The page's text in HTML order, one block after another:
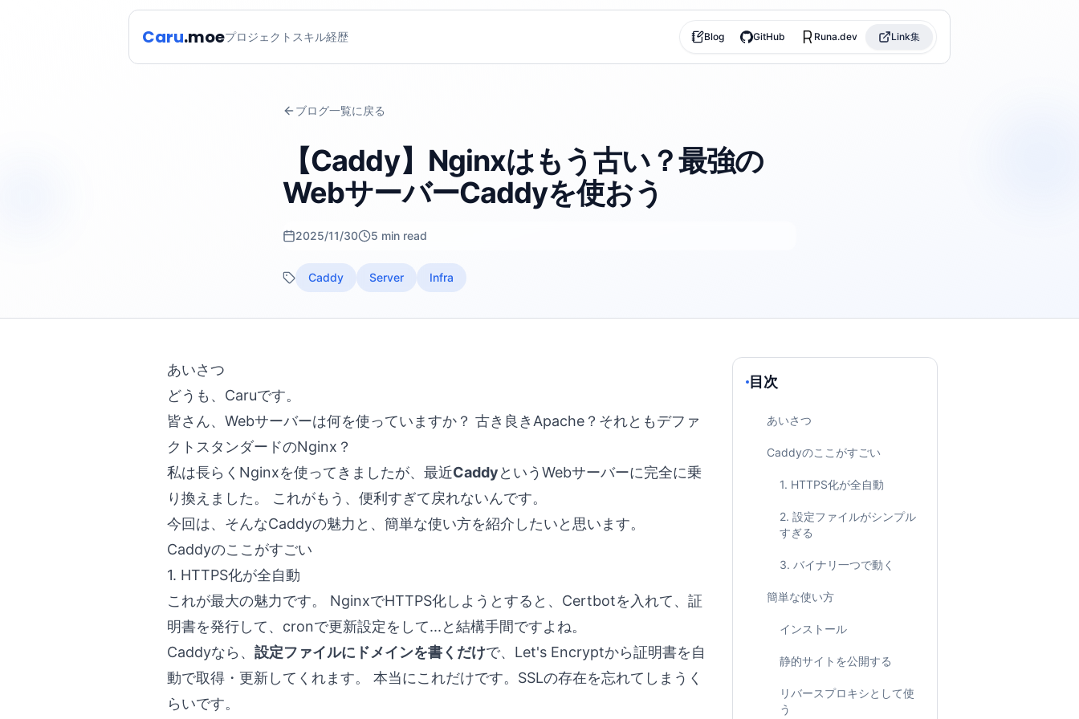
Caru.moeプロジェクト スキル経歴 Blog GitHub Runa.dev Link集
ブログ一覧に戻る
【Caddy】Nginxはもう古い？最強の
WebサーバーCaddyを使おう
2025/11/30 5 min read
Caddy Server Infra
あいさつ
どうも、Caruです。
皆さん、Webサーバーは何を使っていますか？ 古き良きApache？それともデファ
クトスタンダードのNginx？
私は長らくNginxを使ってきましたが、最近CaddyというWebサーバーに完全に乗
り換えました。 これがもう、便利すぎて戻れないんです。
今回は、そんなCaddyの魅力と、簡単な使い方を紹介したいと思います。
Caddyのここがすごい
1. HTTPS化が全自動
これが最大の魅力です。 NginxでHTTPS化しようとすると、Certbotを入れて、証
明書を発行して、cronで更新設定をして...と結構手間ですよね。
Caddyなら、 設定ファイルにドメインを書くだけで、Let's Encryptから証明書を自
動で取得・更新してくれます。 本当にこれだけです。SSLの存在を忘れてしまうく
らいです。
目次
あいさつ
Caddyのここがすごい
1. HTTPS化が全自動
2. 設定ファイルがシンプル
すぎる
3. バイナリ一つで動く
簡単な使い方
インストール
静的サイトを公開する
リバースプロキシとして使
う